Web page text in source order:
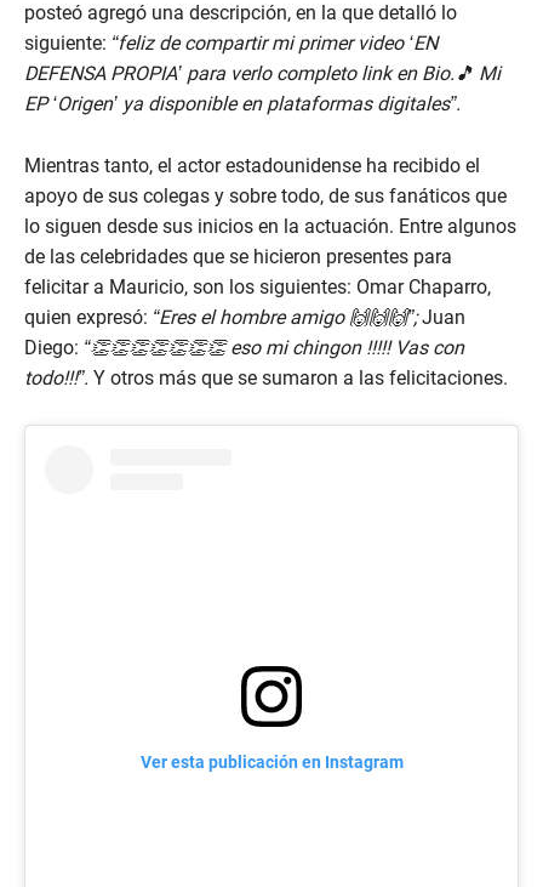
posteó agregó una descripción, en la que detalló lo
siguiente: “feliz de compartir mi primer video ‘EN
DEFENSA PROPIA’ para verlo completo link en Bio.🎵 Mi
EP ‘Origen’ ya disponible en plataformas digitales”.
Mientras tanto, el actor estadounidense ha recibido el
apoyo de sus colegas y sobre todo, de sus fanáticos que
lo siguen desde sus inicios en la actuación. Entre algunos
de las celebridades que se hicieron presentes para
felicitar a Mauricio, son los siguientes: Omar Chaparro,
quien expresó: “Eres el hombre amigo 🙌🙌🙌”;Juan
Diego: “👏👏👏👏👏👏👏 eso mi chingon !!!!! Vas con
todo!!!”. Y otros más que se sumaron a las felicitaciones.
Ver esta publicación en Instagram